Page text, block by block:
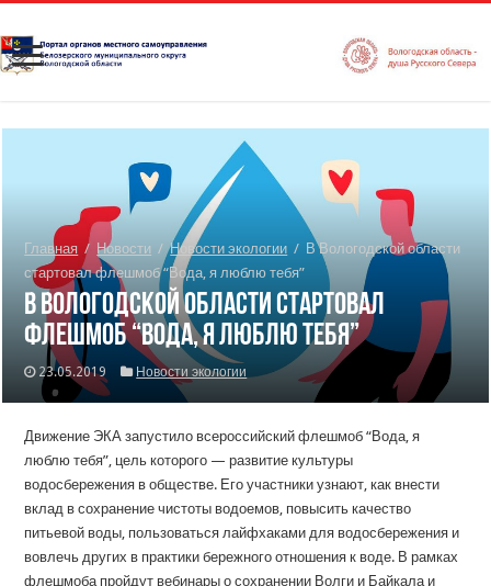
Главная / Новости / Новости экологии / В Вологодской области
стартовал флешмоб “Вода, я люблю тебя”
В Вологодской области стартовал
флешмоб “Вода, я люблю тебя”
23.05.2019 Новости экологии
Движение ЭКА запустило всероссийский флешмоб “Вода, я
люблю тебя”, цель которого — развитие культуры
водосбережения в обществе. Его участники узнают, как внести
вклад в сохранение чистоты водоемов, повысить качество
питьевой воды, пользоваться лайфхаками для водосбережения и
вовлечь других в практики бережного отношения к воде. В рамках
флешмоба пройдут вебинары о сохранении Волги и Байкала и